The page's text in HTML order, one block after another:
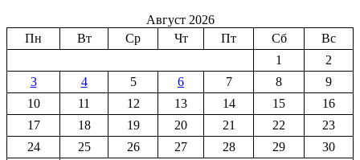
Август 2026
Пн
Вт Ср Чт Пт Сб
Вс
1
2
3
4 5 6 7 8
9
10
11 12 13 14 15
16
17
18 19 20 21 22
23
24
25 26 27 28 29
30